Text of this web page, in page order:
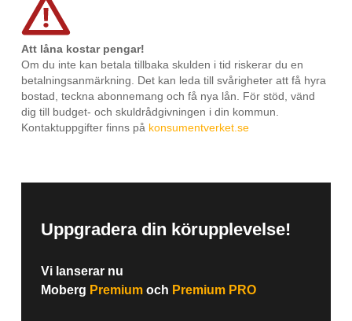
Att låna kostar pengar!
Om du inte kan betala tillbaka skulden i tid riskerar du en
betalningsanmärkning. Det kan leda till svårigheter att få hyra
bostad, teckna abonnemang och få nya lån. För stöd, vänd
dig till budget- och skuldrådgivningen i din kommun.
Kontaktuppgifter finns på konsumentverket.se
Uppgradera din körupplevelse!
Vi lanserar nu
Moberg Premiumoch Premium PRO